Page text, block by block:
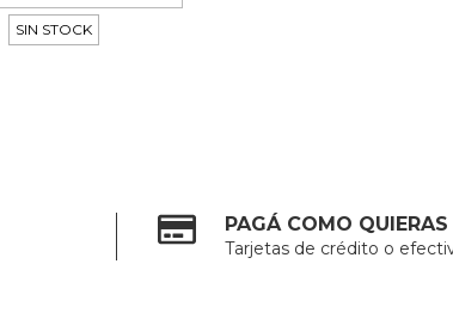
SIN STOCK
PAGÁ COMO QUIERAS
Tarjetas de crédito o